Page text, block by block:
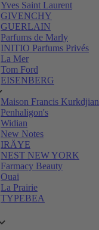
Yves Saint Laurent
GIVENCHY
GUERLAIN
Parfums de Marly
INITIO Parfums Privés
La Mer
Tom Ford
EISENBERG
Maison Francis Kurkdjian
Penhaligon's
Widian
New Notes
IRÄYE
NEST NEW YORK
Farmacy Beauty
Ouai
La Prairie
TYPEBEA